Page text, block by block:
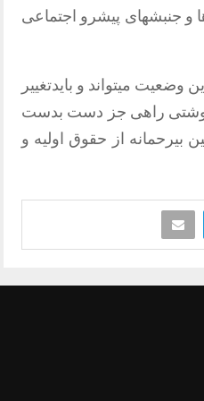
و جنبشهای پیشرو اجتماعی
میتواند و بایدتغییر
راهی جز دست بدست
بیرحمانه از حقوق اولیه و